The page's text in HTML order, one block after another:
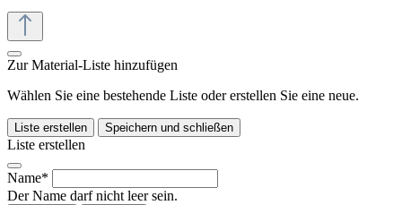
Zur Material-Liste hinzufügen
Wählen Sie eine bestehende Liste oder erstellen Sie eine neue.
Liste erstellen Speichern und schließen
Liste erstellen
Name*
Der Name darf nicht leer sein.